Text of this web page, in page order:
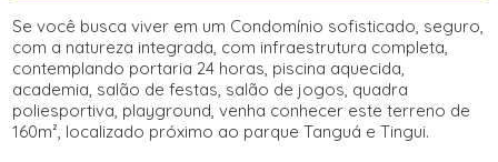
Se você busca viver em um Condomínio sofisticado, seguro,
com a natureza integrada, com infraestrutura completa,
contemplando portaria 24 horas, piscina aquecida,
academia, salão de festas, salão de jogos, quadra
poliesportiva, playground, venha conhecer este terreno de
160m², localizado próximo ao parque Tanguá e Tingui.